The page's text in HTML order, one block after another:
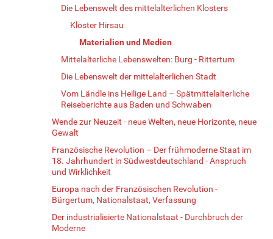
Die Lebenswelt des mittelalterlichen Klosters
Kloster Hirsau
Materialien und Medien
Mittelalterliche Lebenswelten: Burg - Rittertum
Die Lebenswelt der mittelalterlichen Stadt
Vom Ländle ins Heilige Land – Spätmittelalterliche
Reiseberichte aus Baden und Schwaben
Wende zur Neuzeit - neue Welten, neue Horizonte, neue
Gewalt
Französische Revolution – Der frühmoderne Staat im
18. Jahrhundert in Südwestdeutschland - Anspruch
und Wirklichkeit
Europa nach der Französischen Revolution -
Bürgertum, Nationalstaat, Verfassung
Der industrialisierte Nationalstaat - Durchbruch der
Moderne